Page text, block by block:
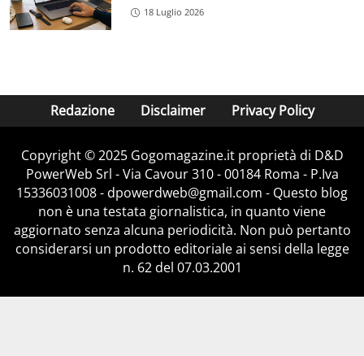
18 Luglio 2026
Redazione Disclaimer Privacy Policy
Copyright © 2025 Gogomagazine.it proprietà di D&D
PowerWeb Srl - Via Cavour 310 - 00184 Roma - P.Iva
15336031008 - dpowerdweb@gmail.com - Questo blog
non è una testata giornalistica, in quanto viene
aggiornato senza alcuna periodicità. Non può pertanto
considerarsi un prodotto editoriale ai sensi della legge
n. 62 del 07.03.2001